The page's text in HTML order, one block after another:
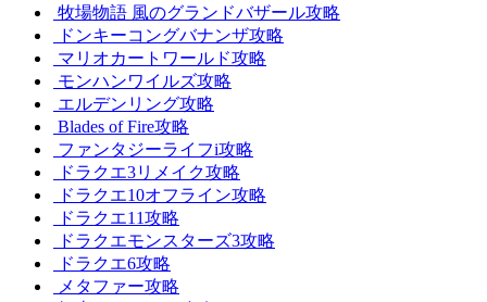
牧場物語 風のグランドバザール攻略
ドンキーコングバナンザ攻略
マリオカートワールド攻略
モンハンワイルズ攻略
エルデンリング攻略
Blades of Fire攻略
ファンタジーライフi攻略
ドラクエ3リメイク攻略
ドラクエ10オフライン攻略
ドラクエ11攻略
ドラクエモンスターズ3攻略
ドラクエ6攻略
メタファー攻略